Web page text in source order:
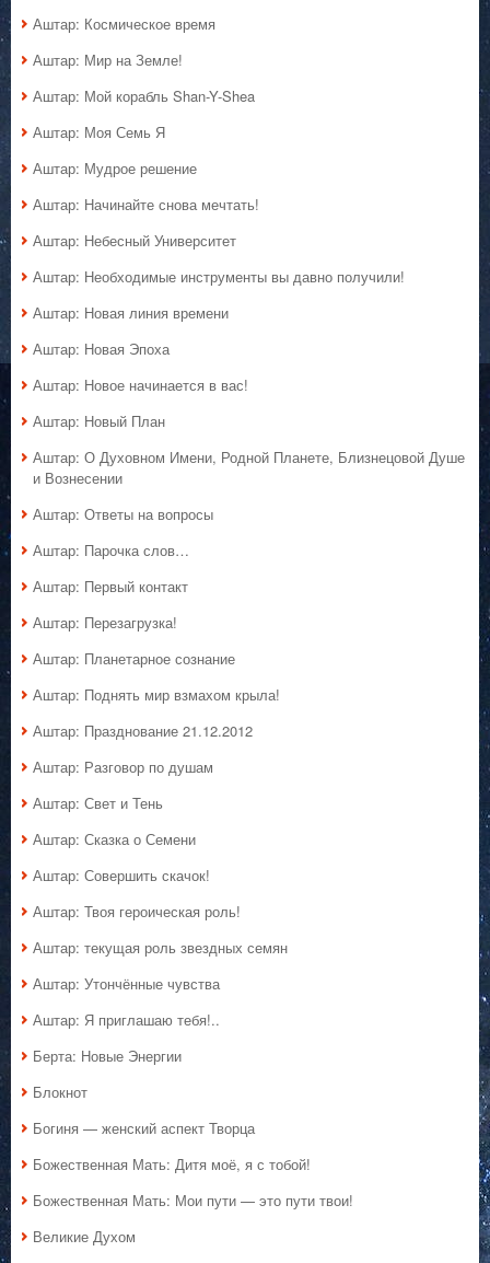
Аштар: Космическое время
Аштар: Мир на Земле!
Аштар: Мой корабль Shan-Y-Shea
Аштар: Моя Семь Я
Аштар: Мудрое решение
Аштар: Начинайте снова мечтать!
Аштар: Небесный Университет
Аштар: Необходимые инструменты вы давно получили!
Аштар: Новая линия времени
Аштар: Новая Эпоха
Аштар: Новое начинается в вас!
Аштар: Новый План
Аштар: О Духовном Имени, Родной Планете, Близнецовой Душе
и Вознесении
Аштар: Ответы на вопросы
Аштар: Парочка слов…
Аштар: Первый контакт
Аштар: Перезагрузка!
Аштар: Планетарное сознание
Аштар: Поднять мир взмахом крыла!
Аштар: Празднование 21.12.2012
Аштар: Разговор по душам
Аштар: Свет и Тень
Аштар: Сказка о Семени
Аштар: Совершить скачок!
Аштар: Твоя героическая роль!
Аштар: текущая роль звездных семян
Аштар: Утончённые чувства
Аштар: Я приглашаю тебя!..
Берта: Новые Энергии
Блокнот
Богиня — женский аспект Творца
Божественная Мать: Дитя моё, я с тобой!
Божественная Мать: Мои пути — это пути твои!
Великие Духом